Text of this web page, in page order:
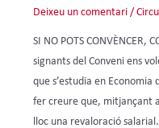
Deixeu un comentari /
SI NO POTS CONVÈNCER,
signants del Conveni ens
que s’estudia en Economia
fer creure que, mitjançant
lloc una revaloració